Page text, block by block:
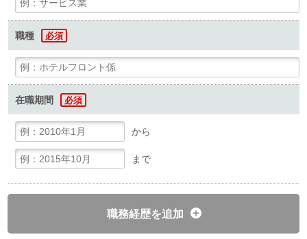
職種 必須
在職期間 必須
から
まで
職務経歴を追加